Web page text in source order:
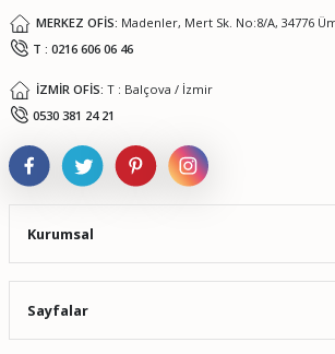
MERKEZ OFİS: Madenler, Mert Sk. No:8/A, 34776
T : 0216 606 06 46
İZMİR OFİS: T : Balçova / İzmir
0530 381 24 21
Kurumsal
Sayfalar